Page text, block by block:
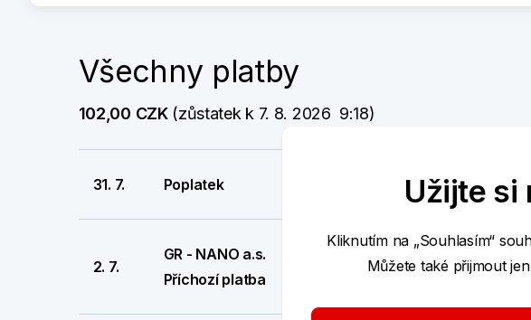
Všechny platby
102,00 CZK (zůstatek k 7. 8. 2026  9:18)
31. 7. Poplatek
2. 7.
GR - NANO a.s.
Příchozí platba
Užijte si
Kliknutím na „Souhlasím“
Můžete také přijmout